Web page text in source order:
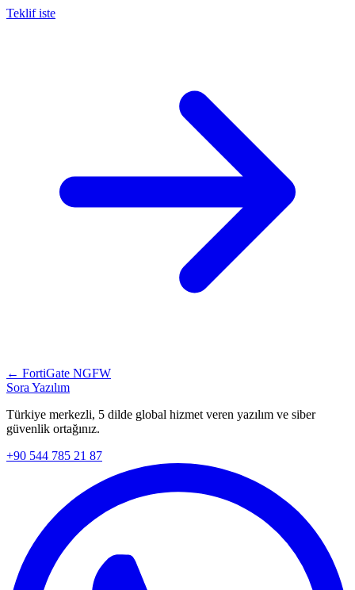
Teklif iste
← FortiGate NGFW
Sora Yazılım
Türkiye merkezli, 5 dilde global hizmet veren yazılım ve siber
güvenlik ortağınız.
+90 544 785 21 87